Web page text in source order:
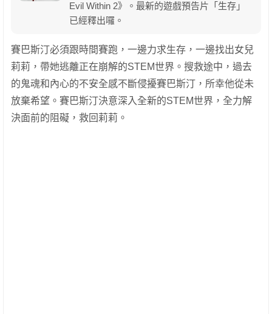
Evil Within 2》。最新的遊戲預告片「生存」
已經釋出囉。
賽巴斯汀必須跟時間賽跑，一邊力求生存，一邊找出女兒
莉莉，帶她逃離正在崩解的STEM世界。搜救途中，過去
的鬼魂和內心的不安全感不斷侵擾賽巴斯汀，所幸他從未
放棄希望。賽巴斯汀決意深入全新的STEM世界，全力解
決面前的阻礙，救回莉莉。